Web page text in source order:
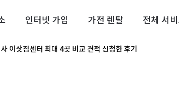
인터넷 가입 가전 렌탈 전체 서
이삿짐센터 최대 4곳 비교 견적 신청한 후기